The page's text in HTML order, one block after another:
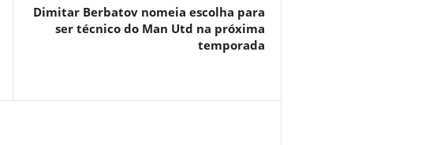
Dimitar Berbatov nomeia escolha para
ser técnico do Man Utd na próxima
temporada